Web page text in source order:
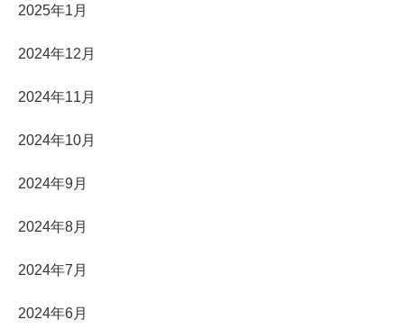
2025年1月
2024年12月
2024年11月
2024年10月
2024年9月
2024年8月
2024年7月
2024年6月